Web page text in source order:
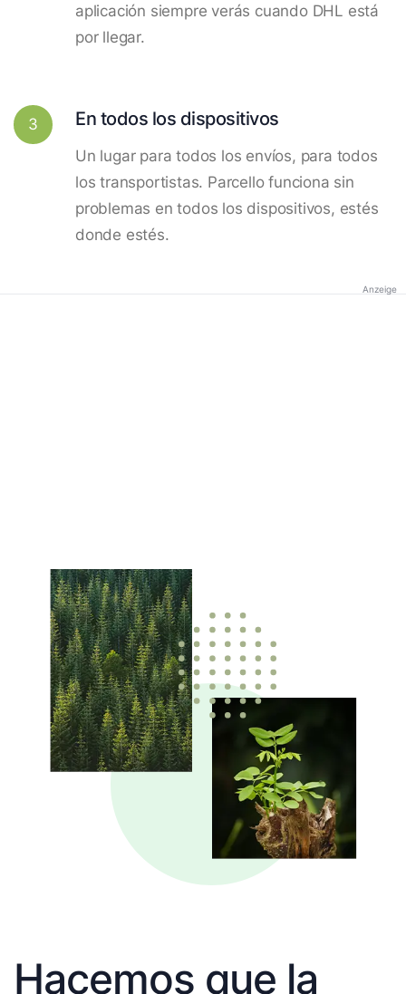
aplicación siempre verás cuando DHL está
por llegar.
3 En todos los dispositivos
Un lugar para todos los envíos, para todos
los transportistas. Parcello funciona sin
problemas en todos los dispositivos, estés
donde estés.
Anzeige
Hacemos que la